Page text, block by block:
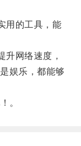
的工具，能
网络速度，
娱乐，都能够
。